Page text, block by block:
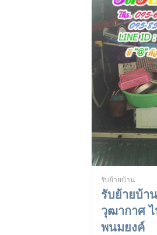
รับย้ายบ้าน
รับย้ายบ้า
วุฒากาศ
พนมยงค์